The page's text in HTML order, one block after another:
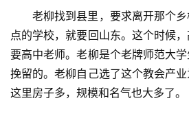
老柳找到县里，要求离开那个
点的学校，就要回山东。这个时候
要高中老师。老柳是个老牌师范大
挽留的。老柳自己选了这个教会产
这里房子多，规模和名气也大多了。